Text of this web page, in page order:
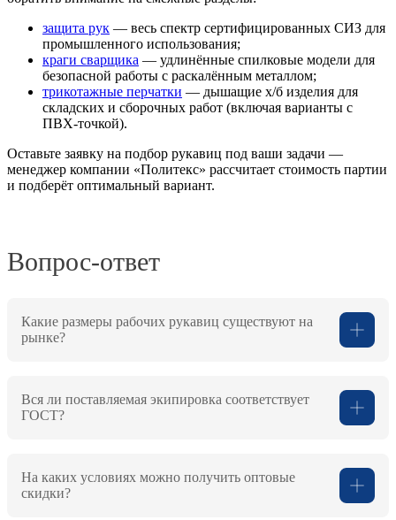
защита рук — весь спектр сертифицированных СИЗ для
промышленного использования;
краги сварщика — удлинённые спилковые модели для
безопасной работы с раскалённым металлом;
трикотажные перчатки — дышащие х/б изделия для
складских и сборочных работ (включая варианты с
ПВХ-точкой).
Оставьте заявку на подбор рукавиц под ваши задачи —
менеджер компании «Политекс» рассчитает стоимость партии
и подберёт оптимальный вариант.
Вопрос-ответ
Какие размеры рабочих рукавиц существуют на
рынке?
Вся ли поставляемая экипировка соответствует
ГОСТ?
На каких условиях можно получить оптовые
скидки?